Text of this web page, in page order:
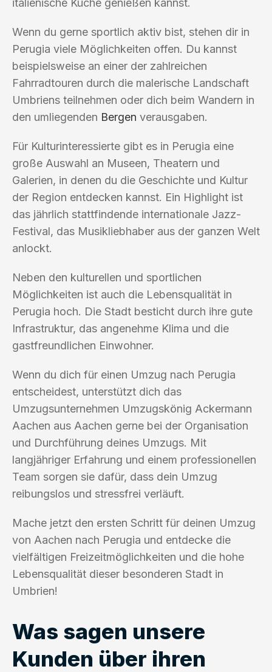
italienische Küche genießen kannst.
Wenn du gerne sportlich aktiv bist, stehen dir in
Perugia viele Möglichkeiten offen. Du kannst
beispielsweise an einer der zahlreichen
Fahrradtouren durch die malerische Landschaft
Umbriens teilnehmen oder dich beim Wandern in
den umliegenden Bergen verausgaben.
Für Kulturinteressierte gibt es in Perugia eine
große Auswahl an Museen, Theatern und
Galerien, in denen du die Geschichte und Kultur
der Region entdecken kannst. Ein Highlight ist
das jährlich stattfindende internationale Jazz-
Festival, das Musikliebhaber aus der ganzen Welt
anlockt.
Neben den kulturellen und sportlichen
Möglichkeiten ist auch die Lebensqualität in
Perugia hoch. Die Stadt besticht durch ihre gute
Infrastruktur, das angenehme Klima und die
gastfreundlichen Einwohner.
Wenn du dich für einen Umzug nach Perugia
entscheidest, unterstützt dich das
Umzugsunternehmen Umzugskönig Ackermann
Aachen aus Aachen gerne bei der Organisation
und Durchführung deines Umzugs. Mit
langjähriger Erfahrung und einem professionellen
Team sorgen sie dafür, dass dein Umzug
reibungslos und stressfrei verläuft.
Mache jetzt den ersten Schritt für deinen Umzug
von Aachen nach Perugia und entdecke die
vielfältigen Freizeitmöglichkeiten und die hohe
Lebensqualität dieser besonderen Stadt in
Umbrien!
Was sagen unsere
Kunden über ihren